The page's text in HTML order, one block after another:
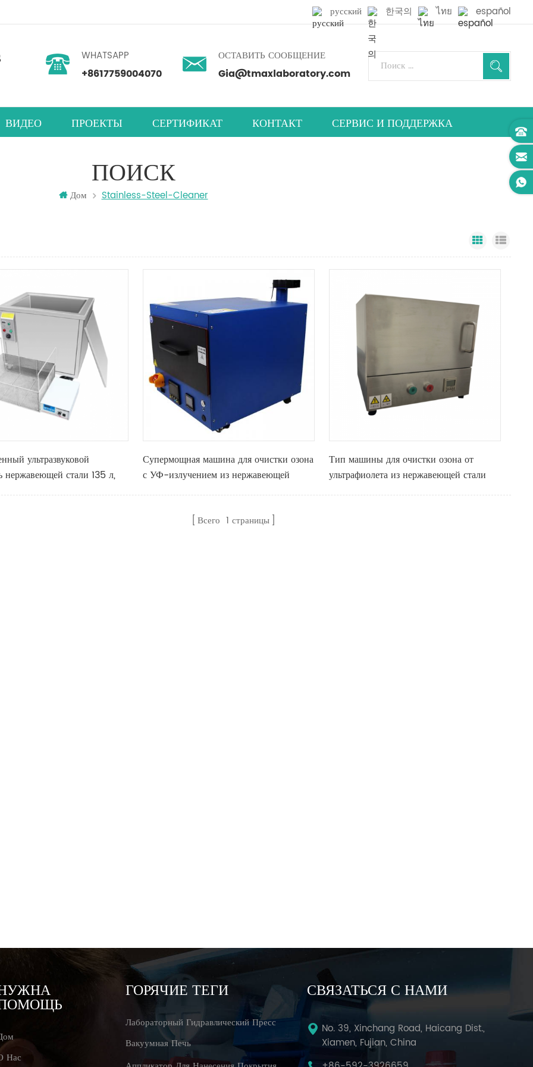
русский 한국의 ไทย español
WHATSAPP
+8617759004070
ОСТАВИТЬ СООБЩЕНИЕ
Gia@tmaxlaboratory.com
ВИДЕО ПРОЕКТЫ СЕРТИФИКАТ КОНТАКТ СЕРВИС И ПОДДЕРЖКА
ПОИСК
Дом Stainless-Steel-Cleaner
Grid View
ультразвуковой
нержавеющей стали 135 л,
Супермощная машина для очистки озона
с УФ-излучением из нержавеющей
Тип машины для очистки озона от
ультрафиолета из нержавеющей стали
Всего 1 страницы
Нас
ГОРЯЧИЕ ТЕГИ
Лабораторный Гидравлический Пресс
Вакуумная Печь
СВЯЗАТЬСЯ С НАМИ
No. 39, Xinchang Road, Haicang Dist.,
Xiamen, Fujian, China